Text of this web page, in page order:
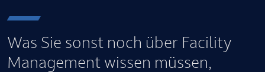
Was Sie sonst noch über Facility
Management wissen müssen,